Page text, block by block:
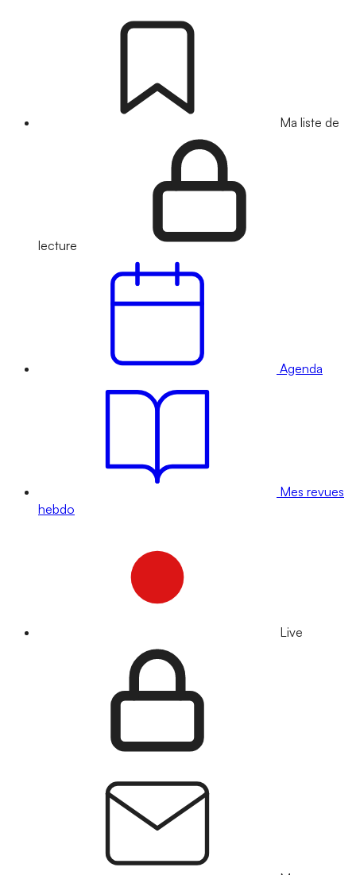
Ma liste de
lecture
Agenda
Mes revues
hebdo
Live